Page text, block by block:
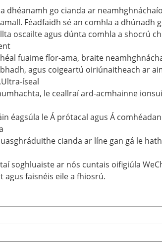
dhéanamh go cianda ar
Féadfaidh sé an comhla a
oscailte agus dúnta comhla a shocrú
fuaime fíor-ama, braite
agus coigeartú oiriúnaitheach ar
íseal
le ceallraí ard-acmhainne
éagsúla le Á prótacal agus Á
cianda ar líne gan gá le
soghluaiste ar nós cuntais oifigiúla
faisnéis eile a fhiosrú.